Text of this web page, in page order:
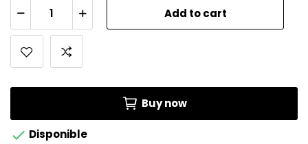
Add to cart
Buy now
 Disponible